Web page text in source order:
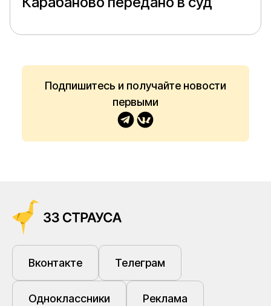
Подпишитесь и получайте новости
первыми
Вконтакте Телеграм
Одноклассники Реклама